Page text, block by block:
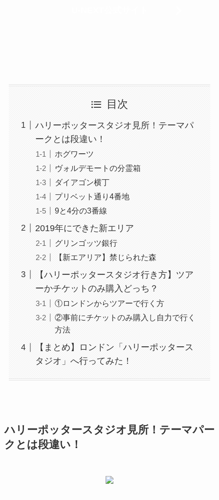
目次
ハリーポッタースタジオ見所！テーマパ
ークとは段違い！
ホグワーツ
ヴォルデモートの分霊箱
ダイアゴン横丁
プリベット通り4番地
9と4分の3番線
2019年にできた新エリア
グリンゴッツ銀行
【新エアリア】禁じられた森
【ハリーポッタースタジオ行き方】ツア
ーかチケットのみ購入どっち？
①ロンドンからツアーで行く方
②事前にチケットのみ購入し自力で行く
方法
【まとめ】ロンドン「ハリーポッタース
タジオ」へ行ってみた！
ハリーポッタースタジオ見所！テーマパー
クとは段違い！